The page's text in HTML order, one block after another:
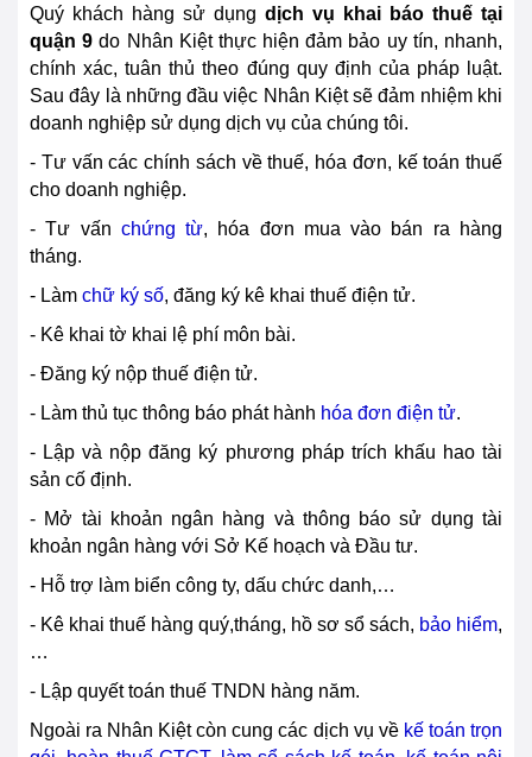
Quý khách hàng sử dụng dịch vụ khai báo thuế tại
quận 9 do Nhân Kiệt thực hiện đảm bảo uy tín, nhanh,
chính xác, tuân thủ theo đúng quy định của pháp luật.
Sau đây là những đầu việc Nhân Kiệt sẽ đảm nhiệm khi
doanh nghiệp sử dụng dịch vụ của chúng tôi.
- Tư vấn các chính sách về thuế, hóa đơn, kế toán thuế
cho doanh nghiệp.
- Tư vấn chứng từ, hóa đơn mua vào bán ra hàng
tháng.
- Làm chữ ký số, đăng ký kê khai thuế điện tử.
- Kê khai tờ khai lệ phí môn bài.
- Đăng ký nộp thuế điện tử.
- Làm thủ tục thông báo phát hành hóa đơn điện tử.
- Lập và nộp đăng ký phương pháp trích khấu hao tài
sản cố định.
- Mở tài khoản ngân hàng và thông báo sử dụng tài
khoản ngân hàng với Sở Kế hoạch và Đầu tư.
- Hỗ trợ làm biển công ty, dấu chức danh,…
- Kê khai thuế hàng quý,tháng, hồ sơ sổ sách, bảo hiểm,
…
- Lập quyết toán thuế TNDN hàng năm.
Ngoài ra Nhân Kiệt còn cung các dịch vụ về kế toán trọn